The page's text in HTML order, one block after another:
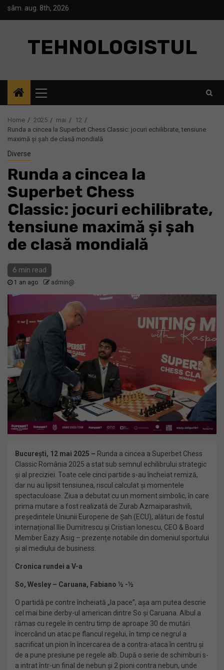
Skipsâm. aug. 8th, 2026
TEHNOLOGISTUL
Menu
Home 2025 mai
12
Runda a cincea la Superbet Chess Classic: jocuri echilibrate, tensiune
maximă și șah de clasă mondială
Diverse
Runda a cincea la
Superbet Chess
Classic: jocuri echilibrate,
tensiune maximă și șah
de clasă mondială
6 min read
1 an ago admin@
București, 12 mai 2025 – Runda a cincea a Superbet Chess
Classic România 2025 a stat sub semnul echilibrului strategic
și al preciziei. Toate cele cinci partide s-au încheiat remiză,
dar nu au lipsit tensiunea, riscul calculat și momentele
spectaculoase. Ziua a debutat cu un moment simbolic, în care
prima mutare a fost realizată de Zurab Azmaiparashvili,
președintele Uniunii Europene de Șah (ECU), alături de fostul
internațional Ilie Dumitrescu și Cristian Ionescu, CEO & Board
Member Eazy Asig – prezențe notabile din domeniul sportului
și al mediului de business.
Cronica rundei a V-a
So, Wesley – Caruana, Fabiano ½ -½
O partidă pe contre încheiată „la pace”, așa am putea descrie
cel mai bine derby-ul american dintre So și Caruana. Albul a
rămas cu regele în centru timp de aproape 30 de mutări
încercând un atac pe flancul regelui, în timp ce negrul a
sacrificat un pion în încercarea de a contra-ataca în centru și
de a pune presiune pe regele alb. După o serie de schimburi s-
a intrat într-un final de nebun și 2 pioni contra nebun, unde